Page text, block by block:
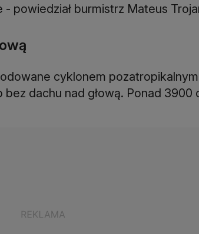
powiedział burmistrz Mateus
cyklonem
dachu nad głową. Ponad 3900